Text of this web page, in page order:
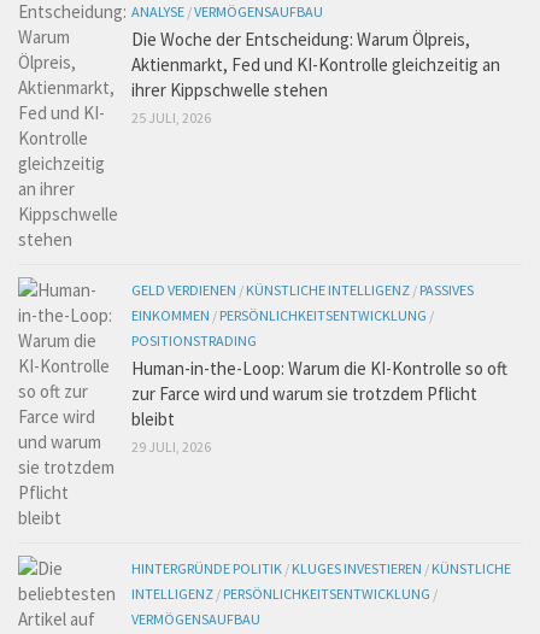
ANALYSE /VERMÖGENSAUFBAU
Die Woche der Entscheidung: Warum Ölpreis,
Aktienmarkt, Fed und KI-Kontrolle gleichzeitig an
ihrer Kippschwelle stehen
25 JULI, 2026
GELD VERDIENEN / KÜNSTLICHE INTELLIGENZ / PASSIVES
EINKOMMEN / PERSÖNLICHKEITSENTWICKLUNG /
POSITIONSTRADING
Human-in-the-Loop: Warum die KI-Kontrolle so oft
zur Farce wird und warum sie trotzdem Pflicht
bleibt
29 JULI, 2026
HINTERGRÜNDE POLITIK / KLUGES INVESTIEREN / KÜNSTLICHE
INTELLIGENZ / PERSÖNLICHKEITSENTWICKLUNG /
VERMÖGENSAUFBAU